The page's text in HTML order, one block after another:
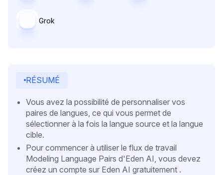
Grok
RÉSUMÉ
Vous avez la possibilité de personnaliser vos
paires de langues, ce qui vous permet de
sélectionner à la fois la langue source et la langue
cible.
Pour commencer à utiliser le flux de travail
Modeling Language Pairs d'Eden AI, vous devez
créez un compte sur Eden AI gratuitement .